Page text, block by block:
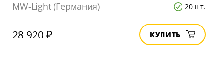
MW-Light (Германия) 20 шт.
28 920 ₽ КУПИТЬ